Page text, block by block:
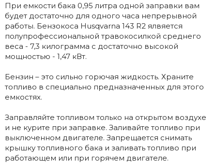
При емкости бака 0,95 литра одной заправки вам
будет достаточно для одного часа непрерывной
работы. Бензокоса Husqvarna 143 R2 ялвяется
полупрофессиональной травокосилкой среднего
веса - 7,3 килограмма с достаточно высокой
мощностью - 1,47 кВт.
Бензин – это сильно горючая жидкость. Храните
топливо в специально предназначенных для этого
емкостях.
Заправляйте топливом только на открытом воздухе
и не курите при заправке. Заливайте топливо при
выключенном двигателе. Запрещается снимать
крышку топливного бака и заливать топливо при
работающем или при горячем двигателе.